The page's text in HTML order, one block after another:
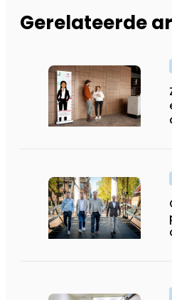
Gerelateerde